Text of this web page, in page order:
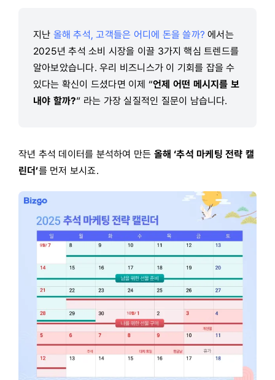
지난 올해 추석, 고객들은 어디에 돈을 쓸까? 에서는
2025년 추석 소비 시장을 이끌 3가지 핵심 트렌드를
알아보았습니다. 우리 비즈니스가 이 기회를 잡을 수
있다는 확신이 드셨다면 이제 “언제 어떤 메시지를 보
내야 할까?” 라는 가장 실질적인 질문이 남습니다.
작년 추석 데이터를 분석하여 만든 올해 ‘추석 마케팅 전략 캘
린더’를 먼저 보시죠.